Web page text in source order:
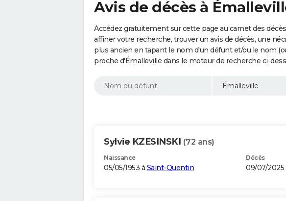
Avis de décès à
Accédez gratuitement sur cette page au carnet des
affiner votre recherche, trouver un avis de décès, une
plus ancien en tapant le nom d'un défunt et/ou le nom
proche d'Émalleville dans le moteur de recherche ci-
Sylvie KZESINSKI (72 ans)
Naissance
05/05/1953 à Saint-Quentin
Décès
09/07/2025